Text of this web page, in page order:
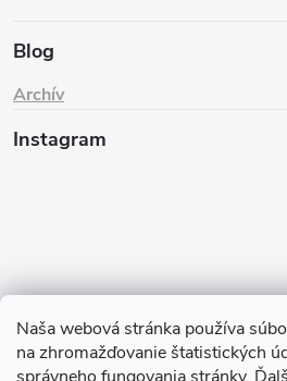
Naša webová stránka používa
na zhromažďovanie štatistických
Blog
Archív
Instagram
Sledovať na Instagrame